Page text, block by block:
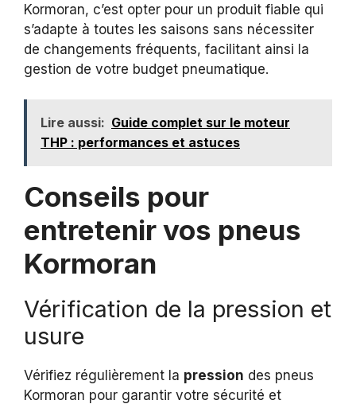
Kormoran, c’est opter pour un produit fiable qui
s’adapte à toutes les saisons sans nécessiter
de changements fréquents, facilitant ainsi la
gestion de votre budget pneumatique.
Lire aussi: Guide complet sur le moteur
THP : performances et astuces
Conseils pour
entretenir vos pneus
Kormoran
Vérification de la pression et
usure
Vérifiez régulièrement la pression des pneus
Kormoran pour garantir votre sécurité et